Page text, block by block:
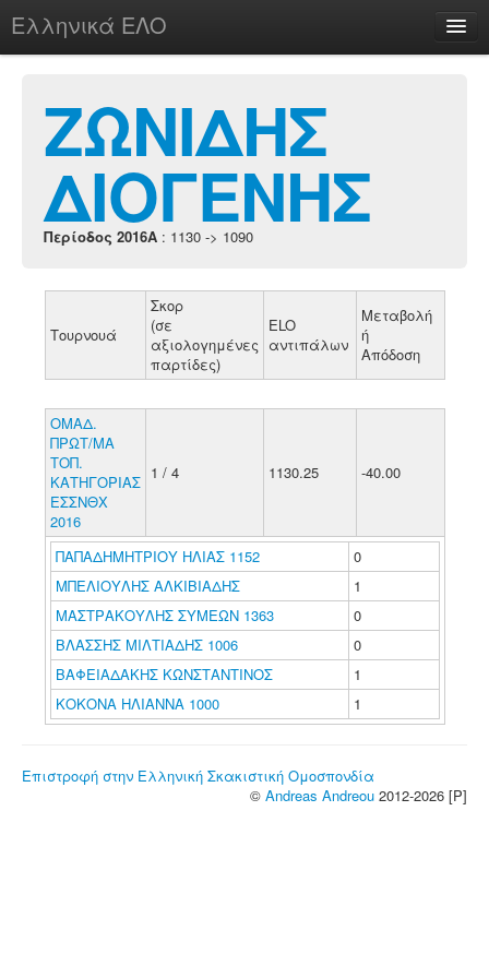
Ελληνικά ΕΛΟ
chesstu.be @ discord
Login
ΖΩΝΙΔΗΣ
ΔΙΟΓΕΝΗΣ
Περίοδος 2016A : 1130 -> 1090
Τουρνουά
Σκορ
(σε
αξιολογημένες
παρτίδες)
ELO
αντιπάλων
Μεταβολή
ή
Απόδοση
ΟΜΑΔ.
ΠΡΩΤ/ΜΑ
ΤΟΠ.
ΚΑΤΗΓΟΡΙΑΣ
ΕΣΣΝΘΧ
2016
1 / 4 1130.25 -40.00
ΠΑΠΑΔΗΜΗΤΡΙΟΥ ΗΛΙΑΣ 1152
0
ΜΠΕΛΙΟΥΛΗΣ ΑΛΚΙΒΙΑΔΗΣ
1
ΜΑΣΤΡΑΚΟΥΛΗΣ ΣΥΜΕΩΝ 1363
0
ΒΛΑΣΣΗΣ ΜΙΛΤΙΑΔΗΣ 1006
0
ΒΑΦΕΙΑΔΑΚΗΣ ΚΩΝΣΤΑΝΤΙΝΟΣ
1
ΚΟΚΟΝΑ ΗΛΙΑΝΝΑ 1000
1
Επιστροφή στην Ελληνική Σκακιστική Ομοσπονδία
© Andreas Andreou 2012-2026 [P]